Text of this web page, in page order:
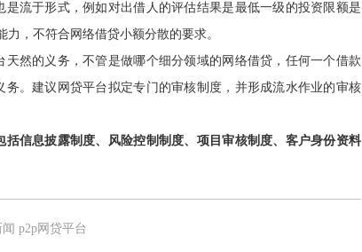
流于形式，例如对出借人的评估结果是最低一级的投资限额是
，不符合网络借贷小额分散的要求。
然的义务，不管是做哪个细分领域的网络借贷，任何一个借款
。建议网贷平台拟定专门的审核制度，并形成流水作业的审核
括信息披露制度、风险控制制度、项目审核制度、客户身份资料
p2p网贷平台